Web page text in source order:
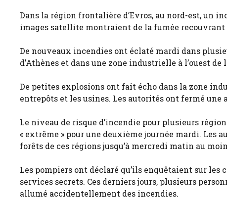
Dans la région frontalière d’Evros, au nord-est, un
images satellite montraient de la fumée recouvrant
De nouveaux incendies ont éclaté mardi dans
d’Athènes et dans une zone industrielle à l’ouest de
De petites explosions ont fait écho dans la zone
entrepôts et les usines. Les autorités ont fermé
Le niveau de risque d’incendie pour plusieurs
« extrême » pour une deuxième journée mardi. Les
forêts de ces régions jusqu’à mercredi matin au
Les pompiers ont déclaré qu’ils enquêtaient sur
services secrets. Ces derniers jours, plusieurs
allumé accidentellement des incendies.